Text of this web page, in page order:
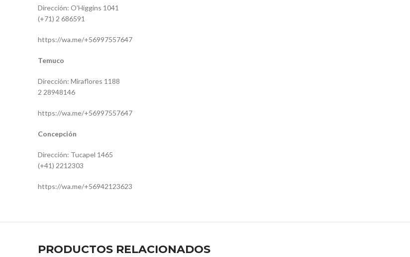
Dirección: O’Higgins 1041
(+71) 2 686591
https://wa.me/+56997557647
Temuco
Dirección: Miraflores 1188
2 28948146
https://wa.me/+56997557647
Concepción
Dirección: Tucapel 1465
(+41) 2212303
https://wa.me/+56942123623
PRODUCTOS RELACIONADOS